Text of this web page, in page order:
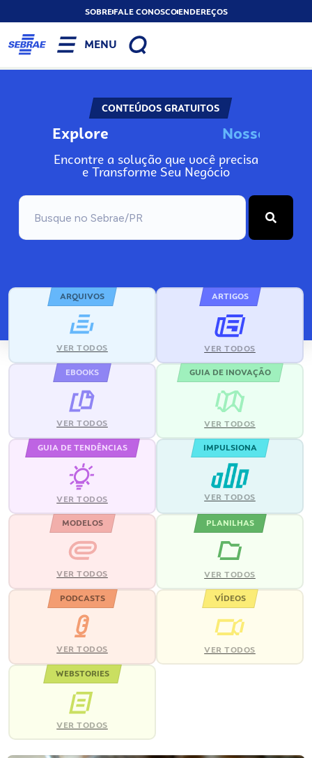
SOBREFALE CONOSCOENDEREÇOS
MENU
CONTEÚDOS GRATUITOS
Explore Nosso
Encontre a solução que você precisa
e Transforme Seu Negócio
ARQUIVOS
VER TODOS
ARTIGOS
VER TODOS
EBOOKS
VER TODOS
GUIA DE INOVAÇÃO
VER TODOS
GUIA DE TENDÊNCIAS
VER TODOS
IMPULSIONA
VER TODOS
MODELOS
VER TODOS
PLANILHAS
VER TODOS
PODCASTS
VER TODOS
VÍDEOS
VER TODOS
WEBSTORIES
VER TODOS